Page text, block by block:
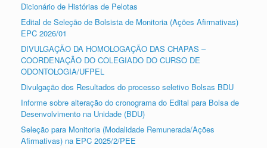
Dicionário de Histórias de Pelotas
Edital de Seleção de Bolsista de Monitoria (Ações Afirmativas)
EPC 2026/01
DIVULGAÇÃO DA HOMOLOGAÇÃO DAS CHAPAS –
COORDENAÇÃO DO COLEGIADO DO CURSO DE
ODONTOLOGIA/UFPEL
Divulgação dos Resultados do processo seletivo Bolsas BDU
Informe sobre alteração do cronograma do Edital para Bolsa de
Desenvolvimento na Unidade (BDU)
Seleção para Monitoria (Modalidade Remunerada/Ações
Afirmativas) na EPC 2025/2/PEE